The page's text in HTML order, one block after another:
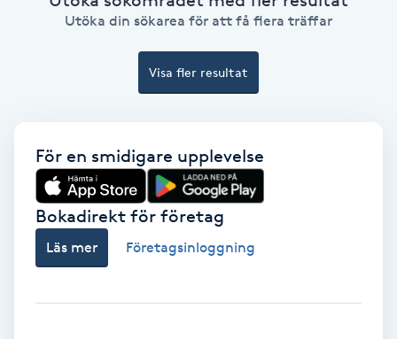
Ansiktsbehandling djuprengörande
Bambumassage
Barber
Utöka din sökarea för att få flera träffar
Visa fler resultat
För en smidigare upplevelse
Bokadirekt för företag
Läs mer Företagsinloggning